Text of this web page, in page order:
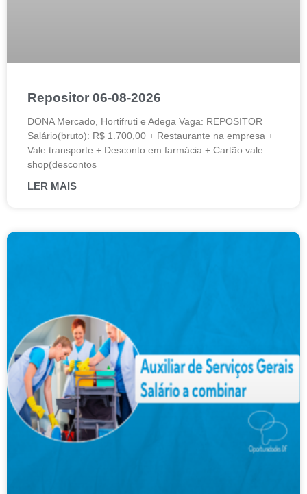
Repositor 06-08-2026
DONA Mercado, Hortifruti e Adega Vaga: REPOSITOR
Salário(bruto): R$ 1.700,00 + Restaurante na empresa +
Vale transporte + Desconto em farmácia + Cartão vale
shop(descontos
LER MAIS